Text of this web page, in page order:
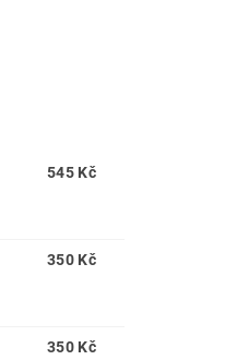
545 Kč
350 Kč
350 Kč